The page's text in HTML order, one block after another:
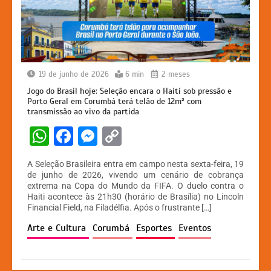
19 de junho de 2026 6 min 2 meses
Jogo do Brasil hoje: Seleção encara o Haiti sob pressão e
Porto Geral em Corumbá terá telão de 12m² com
transmissão ao vivo da partida
W
h
at
s
A
p
F
c
e
b
o
M
s
s
e
n
p
y
Li
n
A Seleção Brasileira entra em campo nesta sexta-feira, 19
de junho de 2026, vivendo um cenário de cobrança
extrema na Copa do Mundo da FIFA. O duelo contra o
Haiti acontece às 21h30 (horário de Brasília) no Lincoln
Financial Field, na Filadélfia. Após o frustrante […]
Arte e Cultura Corumbá Esportes Eventos